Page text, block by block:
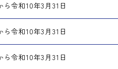
令和10年3月31日
令和10年3月31日
令和10年3月31日